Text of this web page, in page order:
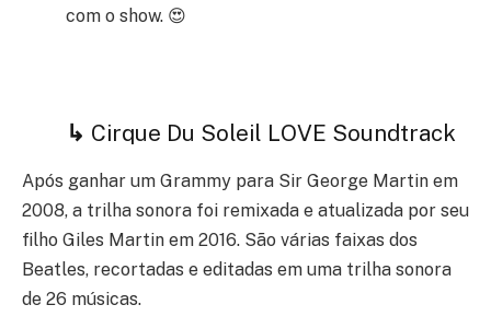
com o show. 😍
↳ Cirque Du Soleil LOVE Soundtrack
Após ganhar um Grammy para Sir George Martin em
2008, a trilha sonora foi remixada e atualizada por seu
filho Giles Martin em 2016. São várias faixas dos
Beatles, recortadas e editadas em uma trilha sonora
de 26 músicas.